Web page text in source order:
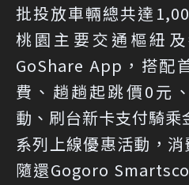
批投放車輛總共達
桃園主要交通樞紐
GoShare App，搭配
費、趟趟起跳價0元
動、刷台新卡支付騎
系列上線優惠活動，
隨還Gogoro